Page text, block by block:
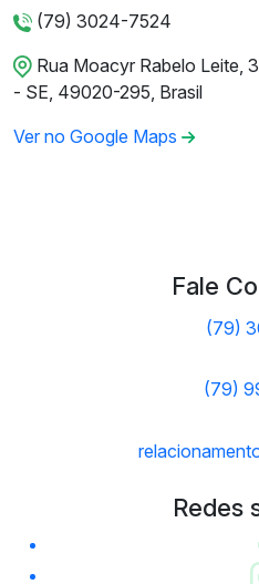
(79) 3024-7524
Rua Moacyr Rabelo Leite,
- SE, 49020-295, Brasil
Ver no Google Maps
Fale
(79)
(79)
Redes